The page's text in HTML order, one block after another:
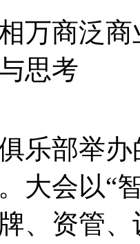
万商泛商
思考
俱乐部
大会以“
、资管